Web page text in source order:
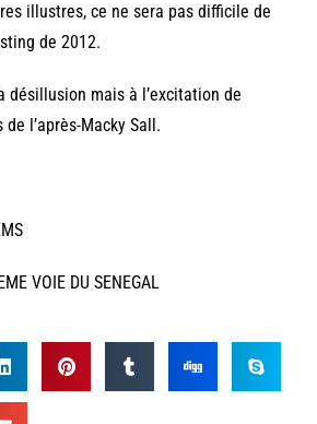
illustres, ce ne sera pas difficile de
de 2012.
désillusion mais à l’excitation de
l’après-Macky Sall.
VOIE DU SENEGAL